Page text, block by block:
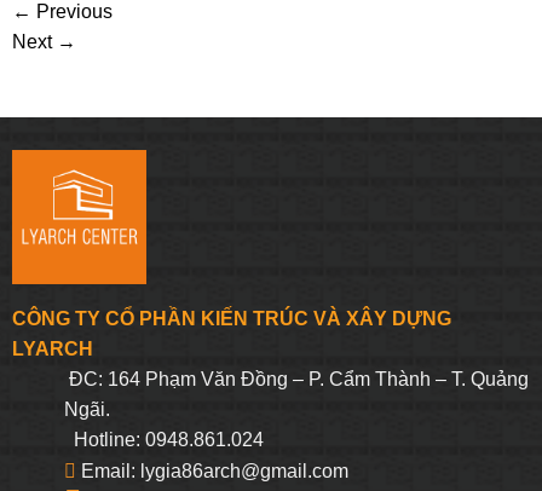
← Previous
Next →
CÔNG TY CỔ PHẦN KIẾN TRÚC VÀ XÂY DỰNG
LYARCH
ĐC: 164 Phạm Văn Đồng – P. Cẩm Thành – T. Quảng
Ngãi.
Hotline: 0948.861.024
Email: lygia86arch@gmail.com